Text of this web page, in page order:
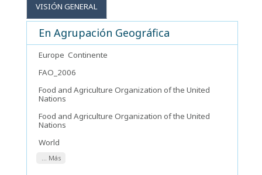
VISIÓN GENERAL
En Agrupación Geográfica
Europe Continente
FAO_2006
Food and Agriculture Organization of the United
Nations
Food and Agriculture Organization of the United
Nations
World
... Más